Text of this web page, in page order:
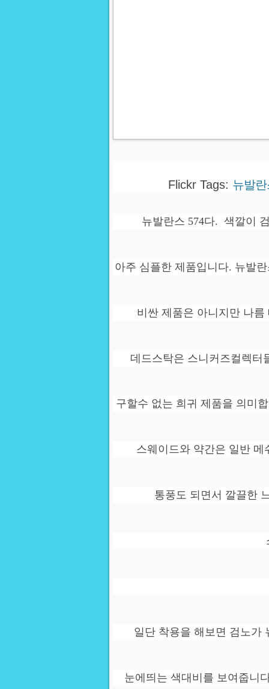
Flickr Tags: 뉴발란
뉴발란스 574다. 색깔이
아주 심플한 제품입니다. 뉴발
비싼 제품은 아니지만 나
데드스탁은 스니커즈컬렉터
구할수 없는 희귀 제품을 의미
스웨이드와 약간은 일반
통풍도 되면서 깔끌한
일단 착용을 해보면 검노가
눈에띄는 색대비를 보여줍니